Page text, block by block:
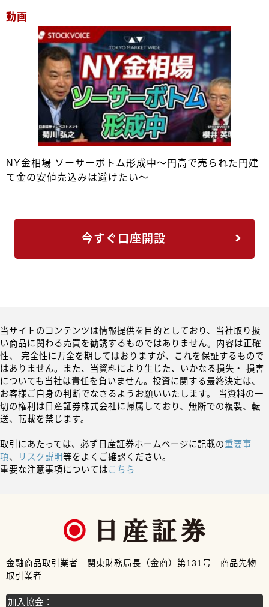
動画
NY金相場 ソーサーボトム形成中～円高で売られた円建
て金の安値売込みは避けたい～
今すぐ口座開設
当サイトのコンテンツは情報提供を目的としており、当社取り扱
い商品に関わる売買を勧誘するものではありません。内容は正確
性、 完全性に万全を期してはおりますが、これを保証するもので
はありません。また、当資料により生じた、いかなる損失・ 損害
についても当社は責任を負いません。投資に関する最終決定は、
お客様ご自身の判断でなさるようお願いいたします。 当資料の一
切の権利は日産証券株式会社に帰属しており、無断での複製、転
送、転載を禁じます。
取引にあたっては、必ず日産証券ホームページに記載の重要事
項、 リスク説明等をよくご確認ください。
重要な注意事項についてはこちら
金融商品取引業者 関東財務局長（金商）第131号 商品先物
取引業者
加入協会：